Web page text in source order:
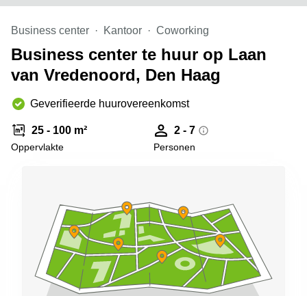
Coworking
in Arnhem
Coworking
Hilversum
Coworking
space
Zwolle
Kantoor
Hengelo
Bedrijfsruimte
Huren in
Business center Kantoor Coworking
Business center te huur op Laan
van Vredenoord, Den Haag
Geverifieerde huurovereenkomst
25 - 100 m²
Oppervlakte
2 - 7
Personen